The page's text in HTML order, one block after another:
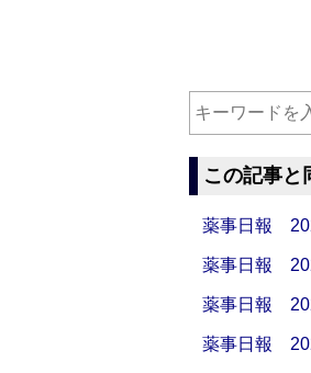
この記事と
薬事日報
薬事日報
薬事日報
薬事日報